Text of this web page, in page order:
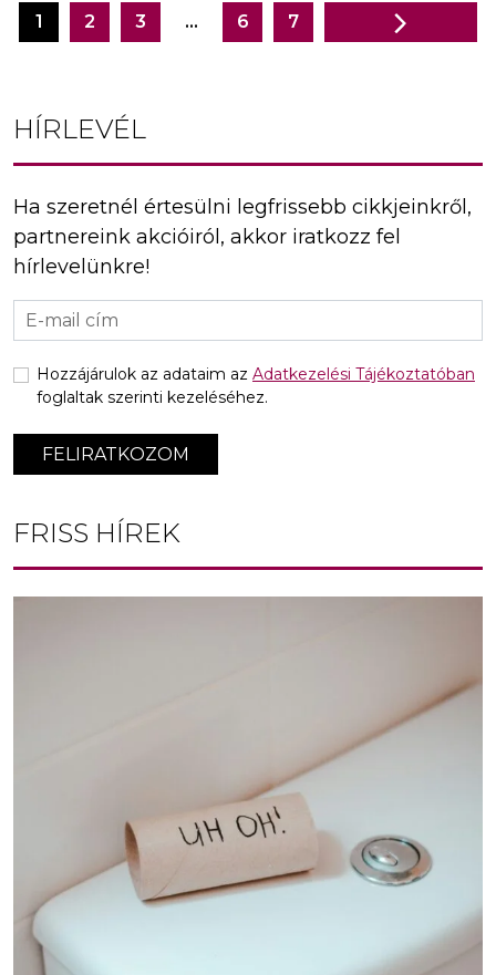
Bejegyzés
1 2 3 … 6 7
HÍRLEVÉL
Ha szeretnél értesülni legfrissebb cikkjeinkről,
partnereink akcióiról, akkor iratkozz fel
hírlevelünkre!
FELIRATKOZOM
Hozzájárulok az adataim az Adatkezelési Tájékoztatóban
foglaltak szerinti kezeléséhez.
FRISS HÍREK